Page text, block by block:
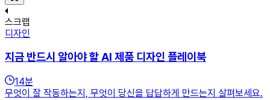
스크랩
디자인
지금 반드시 알아야 할 AI 제품 디자인 플레이북
14분
무엇이 잘 작동하는지, 무엇이 당신을 답답하게 만드는지 살펴보세요.